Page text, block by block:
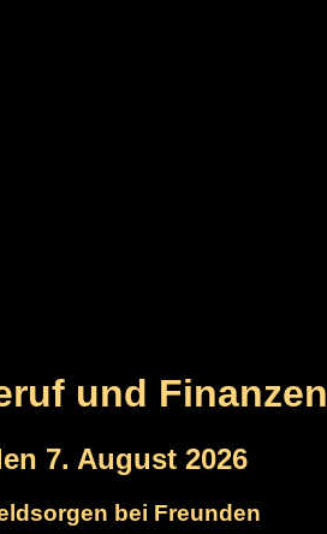
und Finanzen
7. August 2026
bei Freunden